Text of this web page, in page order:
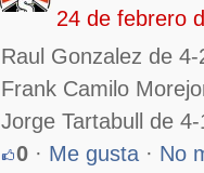
24 de febrero
Raul Gonzalez de
Frank Camilo
Jorge Tartabull de
0 · Me gusta · No